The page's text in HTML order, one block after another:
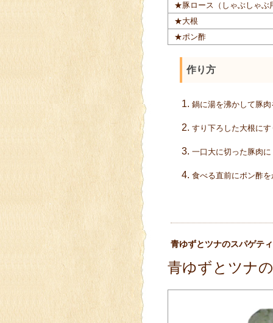
★豚ロース（しゃぶしゃぶ
★大根
★ポン酢
作り方
鍋に湯を沸かして豚
すり下ろした大根に
一口大に切った豚肉
食べる直前にポン酢
青ゆずとツナのスパゲティ
青ゆずとツナ